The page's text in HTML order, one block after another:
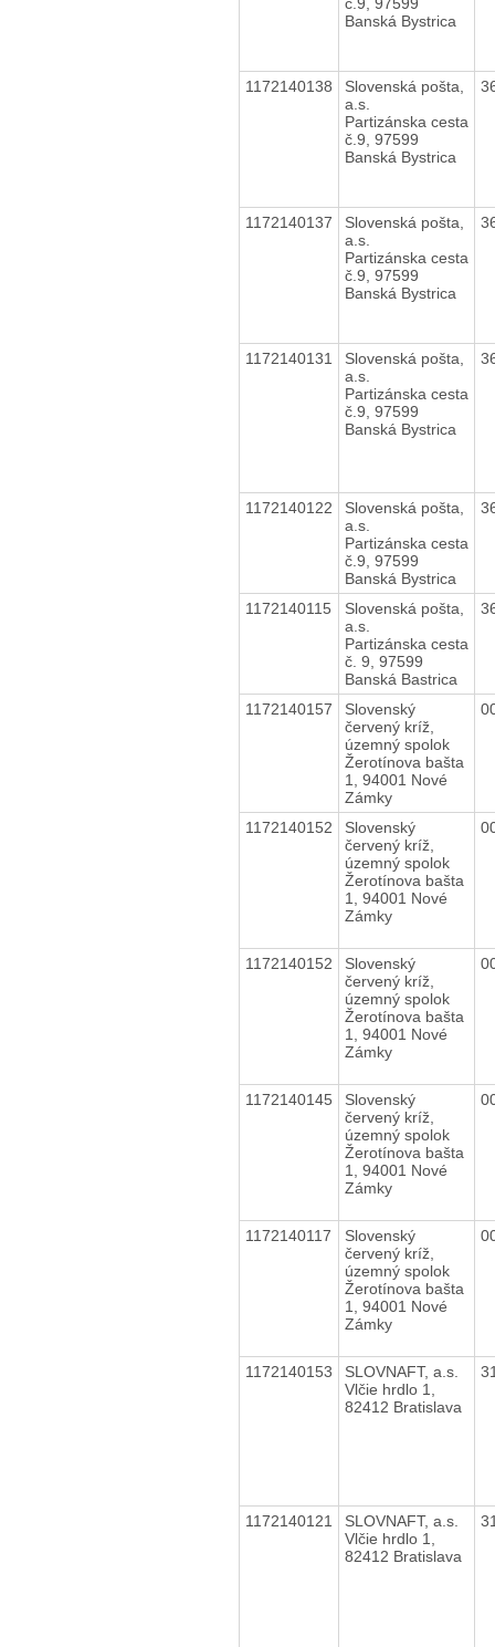
Banská Bystrica
1172140138
Slovenská pošta,
a.s.
Partizánska cesta
č.9, 97599
Banská Bystrica
1172140137
Slovenská pošta,
a.s.
Partizánska cesta
č.9, 97599
Banská Bystrica
1172140131
Slovenská pošta,
a.s.
Partizánska cesta
č.9, 97599
Banská Bystrica
1172140122
Slovenská pošta,
a.s.
Partizánska cesta
č.9, 97599
Banská Bystrica
1172140115
Slovenská pošta,
a.s.
Partizánska cesta
č. 9, 97599
Banská Bastrica
1172140157
Slovenský
červený kríž,
územný spolok
Žerotínova bašta
1, 94001 Nové
Zámky
1172140152
Slovenský
červený kríž,
územný spolok
Žerotínova bašta
1, 94001 Nové
Zámky
1172140152
Slovenský
červený kríž,
územný spolok
Žerotínova bašta
1, 94001 Nové
Zámky
1172140145
Slovenský
červený kríž,
územný spolok
Žerotínova bašta
1, 94001 Nové
Zámky
1172140117
Slovenský
červený kríž,
územný spolok
Žerotínova bašta
1, 94001 Nové
Zámky
1172140153
SLOVNAFT, a.s.
Vlčie hrdlo 1,
82412 Bratislava
1172140121
SLOVNAFT, a.s.
Vlčie hrdlo 1,
82412 Bratislava